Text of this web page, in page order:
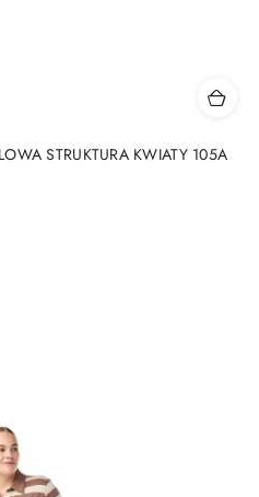
STRUKTURA KWIATY 105A